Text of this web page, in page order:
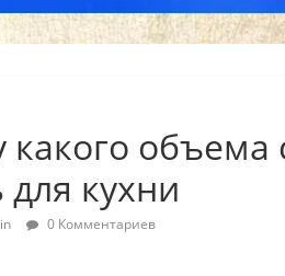
объема
кухни
0 Комментариев